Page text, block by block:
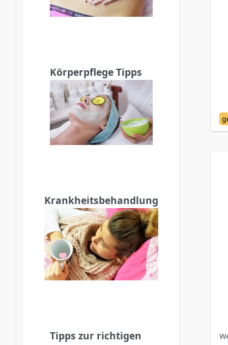
Körperpflege Tipps
Krankheitsbehandlung
Tipps zur richtigen